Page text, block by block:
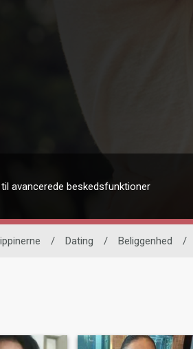
avancerede beskedsfunktioner
/ Dating / Beliggenhed /